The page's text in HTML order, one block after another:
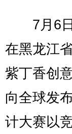
7月6日
在黑龙江
紫丁香创
向全球发
计大赛以